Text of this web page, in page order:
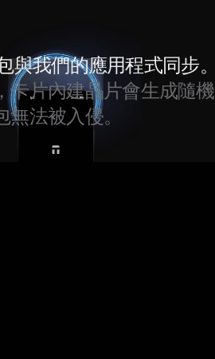
與我們的應用程式同步。
卡片內建晶片會生成隨機
法被入侵。